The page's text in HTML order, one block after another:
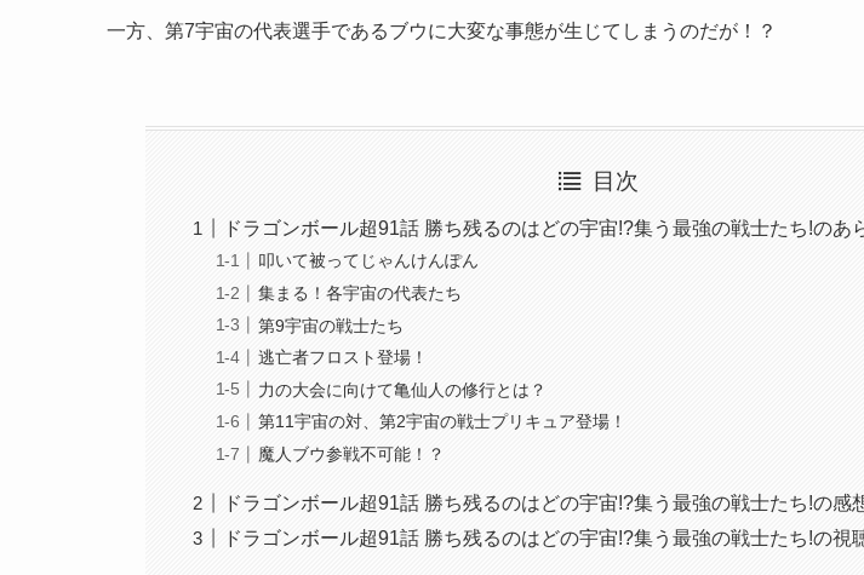
一方、第7宇宙の代表選手であるブウに大変な事態が生じてしまうのだが！？
目次
ドラゴンボール超91話 勝ち残るのはどの宇宙!?集う最強の戦士たち!のあ
叩いて被ってじゃんけんぽん
集まる！各宇宙の代表たち
第9宇宙の戦士たち
逃亡者フロスト登場！
力の大会に向けて亀仙人の修行とは？
第11宇宙の対、第2宇宙の戦士プリキュア登場！
魔人ブウ参戦不可能！？
ドラゴンボール超91話 勝ち残るのはどの宇宙!?集う最強の戦士たち!の感
ドラゴンボール超91話 勝ち残るのはどの宇宙!?集う最強の戦士たち!の視